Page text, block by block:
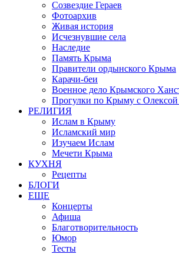
Созвездие Гераев
Фотоархив
Живая история
Исчезнувшие села
Наследие
Память Крыма
Правители ордынского Крыма
Карачи-беи
Военное дело Крымского
Прогулки по Крыму с
РЕЛИГИЯ
Ислам в Крыму
Исламский мир
Изучаем Ислам
Мечети Крыма
КУХНЯ
Рецепты
БЛОГИ
ЕЩЕ
Концерты
Афиша
Благотворительность
Юмор
Тесты